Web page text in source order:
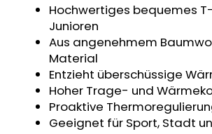
Hochwertiges bequemes
Junioren
Aus angenehmem
Material
Entzieht überschüssige
Hoher Trage- und
Proaktive
Geeignet für Sport, Stadt
KINDERSITZUNTERLAGE